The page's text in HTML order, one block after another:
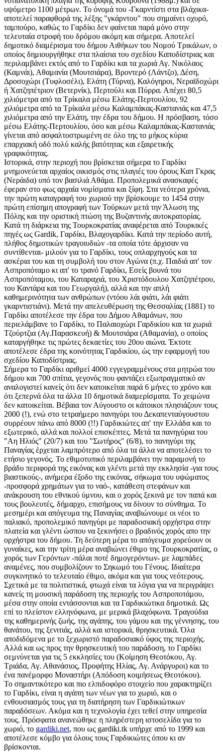
υψόμετρο 1100 μέτρων. Το όνομά του -Γκαρντίστι στα βλάχικα-
αποτελεί παραφθορά της λέξης "γκάρντου" που σημαίνει οχυρό,
ταμπούρο, καθώς το Γαρδίκι δεν φαίνεται παρά μόνο στην
τελευταία στροφή του δρόμου ακόμη και σήμερα. Αποτελεί
δημοτικό διαμέρισμα του δήμου Αιθήκων του Νομού Τρικάλων, ο
οποίος δημιουργήθηκε στα πλαίσια του σχεδίου Καποδίστριας και
περιλαμβάνει εκτός από το Γαρδίκι και τα χωριά Αγ. Νικόλαος
(Καμνάι), Αθαμανία (Μουτσιάρα), Βροντερό (Λάντζο), Δέση,
Δροσοχώρι (Τυφλοσέλι), Ελάτη (Τύρνα), Καλόγηροι, Νεραϊδοχώρι
ή Χατζηπέτριον (Βετερνίκ), Περτούλι και Πύρρα. Απέχει 80,5
χιλιόμετρα από τα Τρίκαλα μέσω Ελάτης-Περτουλίου, 92
χιλιόμετρα από τα Τρίκαλα μέσω Καλαμπάκας-Καστανιάς και 47,5
χιλιόμετρα από την Ελάτη, την έδρα του δήμου. Η πρόσβαση, τόσο
μέσω Ελάτης-Περτουλίου, όσο και μέσω Καλαμπάκας-Καστανιάς
γίνεται από ασφαλτοστρωμένη σε όλο της το μήκος κύρια
επαρχιακή οδό πολύ καλής βατότητας και εξαιρετικής
γραφικότητας.
Ιστορικά, στην περιοχή που βρίσκεται σήμερα το Γαρδίκι
μνημονεύεται αρχαίος οικισμός στις πλαγιές του όρους Καπ Γκρας
(Νεράιδα) υπό τον βασιλιά Αθάμα. Προπολεμικά ανασκαφές
έφεραν στο φως αρχαία νομίσματα και ξίφη. Στα νεότερα χρόνια,
την πρώτη καταγραφή του χωριού την βρίσκουμε το 1454 στην
πρώτη επίσημη απογραφή των Τούρκων μετά την Άλωση της
Πόλης και την οριστική πτώση της Βυζαντινής αυτοκρατορίας.
Κατά τη διάρκεια της Τουρκοκρατίας αναφέρεται από Τουρκικές
πηγές ως Gardik, Γαρδίκι, Βλαχογαρδίκι. Κατά την περίοδο αυτή,
πλήθος δημοτικών τραγοιυδιών -τα οποία τότε άρχισαν να
συντίθενται- μιλούν για το Γαρδίκι, τους οπλαρχηγούς και τα
ασκέρια του και τη συμβολή του στον Αγώνα (π.χ. Παιδιά απ' τον
Ασπροπόταμο κι απ' το τρανό Γαρδίκι, Εσείς βουνά του
Ασπροπόταμου, του Καταραχιά, του Χριστόδουλου Χατζηπέτρου,
του Καντάρα και του Γεωργαλή), αλλά και την απλή
καθημερινότητα των ανθρώπων (ντόου λάι φιάτι, λάι φιάτι
γκαρντιστιάνι). Μετά την απελευθέρωση της Θεσσαλίας (1881) το
Γαρδίκι αποτέλεσε την έδρα του Δήμου Αθαμάνων, που
περιελάμβανε το Γαρδίκι, το Παλαιοχώρι Γαρδικίου και τα χωριά
Τζούρτζια (Αγ.Παρασκευή) & Μουτσιάρα (Αθαμανία), ο οποίος
καταργήθηκε τις πρώτες δεκαετίες του 20ου αιώνα. Έκτοτε
αποτέλεσε έδρα της κοινότητας Γαρδικίου, ώς την εφαρμογή του
σχεδίου Καποδίστριας.
Σήμερα το Γαρδίκι αριθμεί 4000 εγγεγραμμένους στα μητρώα του
δήμου και 700 σπίτια, γεγονός που φαντάζει εξωπραγματικό αν
αναλογιστεί κανείς ότι δεν κατοικείται παρά 6 μήνες το χρόνο και
ότι ξεπερνά όλα τα άλλα 10 δημοτικά διαμερίσματα. Το χειμώνα
δεν κατοικείται. Βέβαια τον Αύγουστο οι κάτοικοι πλησιάζουν τους
2000 (!), ενώ στο τετραήμερο πανηγύρι του Δεκαπενταύγουστου
συρρέουν πάνω από 8000 (!!) Γαρδικιώτες απ' την Ελλάδα και το
εξωτερικό, αλλά και πολλοί επισκέπτες. Μετά τα πανηγύρια του
"Αη Ηλιός" (20/7) και του "Σωτήρος" (6/8), το πανηγύρι της
Παναγίας έρχεται λαμπρότερο από όλα τα άλλα να αποτελέσει το
ετήσιο γεγονός. Το εθιμοτυπικό περιλαμβάνει την παραμονή το
βράδυ περιφορά της εικόνας και γλέντι μετά την εκκλησία -για τους
βιαστικούς-, ανήμερα έξοδο της εικόνας, σήκωμα του υψώματος
-προσφορά χρημάτων για το ναό-, κατάθεση στεφάνων και
ανάκρουση του εθνικού ύμνου, και ο χορός ξεκινά με τον παπά και
τους βουλευτές, δήμαρχο, επισήμους να δίνουν το σύνθημα. Το
μεσημέρι και απόγευμα της Παναγίας αναβιώνουμε οι νέοι το
παλιακό, προπολεμικό πανηγύρι με παραδοσιακή ορχήστρα στην
πλατεία και γλέντι ώσπου να ξεκινήσει ο βραδινός χορός απο την
ορχήστρα του δήμου. Τη δεύτερη μέρα το απόγευμα χορεύουν οι
γυναίκες, και την τρίτη μέρα αναβιώνει έθιμο της Τουρκοκρατίας, ο
χορός των Γερόντων -πάλαι ποτέ δημογερόντων- με λαμπάδες
αναμένες, που συμβολίζουν το Σηκωμό του Γένους. Ιδιαίτερα
συγκινητικό το τελευταίο έθιμο, ακόμα και για τους νεότερους.
Σχετικά με τα πολιτιστικά, φτωχά είναι τα λόγια για να περιγράψει
κανείς τη μουσική παράδοση της περιοχής του Ασπροποτάμου,
μέσα στην οποία εντάσσονται και τα Γαρδικιώτικα δημοτικά. Ως
επί το πλείστον ελληνόφωνα, με μερικά βλαχόφωνα. Τραγούδια
της καθημερινής ζωής, της αγάπης, του γάμου και της γέννησης, του
θανάτου, της ξενιτιάς, αλλά και ιστορικά, θρησκευτικά. Όλα
αποδιδόμενα με το ξεχωριστό παραδοσιακό ύφος της περιοχής.
Αλλά και ως προς την θρησκευτική του παράδοση, το Γαρδίκι
σεμνύνεται για τις 5 εκκλησίες του (Κοίμηση Θεοτόκου, Αγ.
Τριάδα, Αγ. Αθανάσιος, Προφήτης Ηλίας, Αγ. Ανάργυροι) και το
ένα πανέμορφο Μοναστήρι (Απόδοση κοιμήσεως Θεοτόκου).
Το σημαντικότερο και πιο ελπιδοφόρο στοιχείο που χαρακτηρίζει
το Γαρδίκι, είναι η αγάπη των νέων για το χωριό, και ο
ενθουσιασμός τους για τη διατήρηση των Γαρδικιώτικων
παραδόσεων. Ακόμα και η τεχνολογία έχει τεθεί στην υπηρεσία
τους. Πρόσφατα ανανεώθηκε η πληρέστερη ιστοσελίδα για το
χωριό, το gardiki.net, που ως gardiki.tk υπήρχε από το 1999 και
αποτέλεσε κόμβο για όλους τους Γαρδικιώτες όπου κι αν
βρίσκονται.